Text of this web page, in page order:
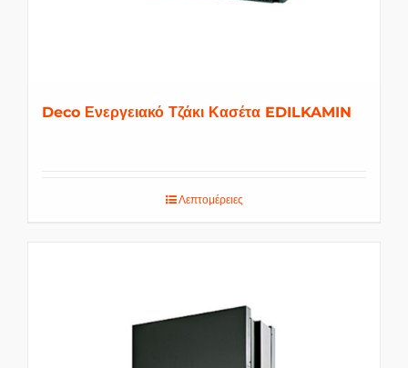
Deco Ενεργειακό Τζάκι Κασέτα EDILKAMIN
Λεπτομέρειες